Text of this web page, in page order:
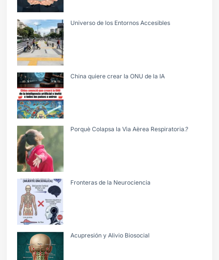
Universo de los Entornos Accesibles
China quiere crear la ONU de la IA
Porquè Colapsa la Vìa Aèrea Respiratoria.?
Fronteras de la Neurociencia
Acupresión y Alivio Biosocial